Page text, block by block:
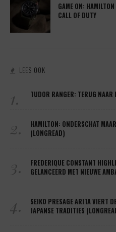
GAME ON:
CALL OF DUTY
LEES OOK
1. TUDOR RANGER: TERUG
2.
HAMILTON: ONDERSCHAT
(LONGREAD)
3.
FREDERIQUE CONSTANT
GELANCEERD MET NIEUWE
4.
SEIKO PRESAGE ARITA VIERT
JAPANSE TRADITIES